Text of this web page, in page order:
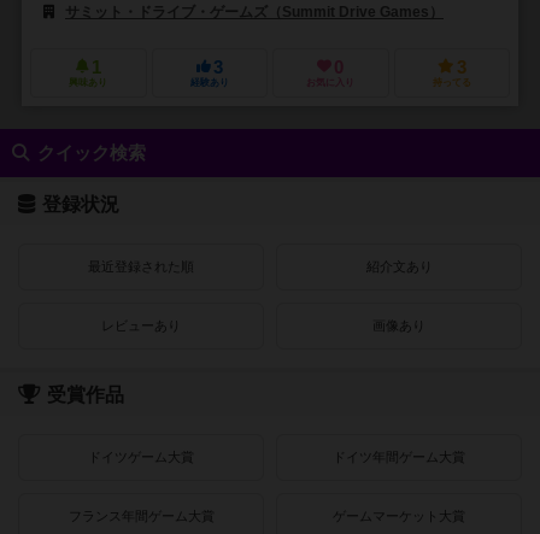
サミット・ドライブ・ゲームズ（Summit Drive Games）
1
興味あり
3
経験あり
0
お気に入り
3
持ってる
クイック検索
登録状況
最近登録された順 紹介文あり
レビューあり 画像あり
受賞作品
ドイツゲーム大賞 ドイツ年間ゲーム大賞
フランス年間ゲーム大賞 ゲームマーケット大賞